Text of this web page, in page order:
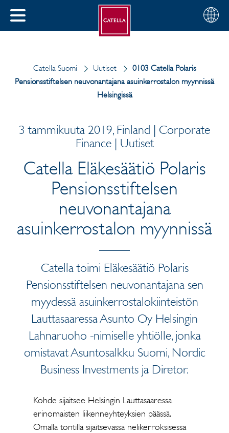
SULJE
Valitse
alue
Suomi
Catella Suomi Uutiset
0103 Catella Polaris
Pensionsstiftelsen neuvonantajana asuinkerrostalon myynnissä
Helsingissä
3 tammikuuta 2019, Finland | Corporate
Finance | Uutiset
Catella Eläkesäätiö Polaris
Pensionsstiftelsen
neuvonantajana
asuinkerrostalon myynnissä
Catella toimi Eläkesäätiö Polaris
Pensionsstiftelsen neuvonantajana sen
myydessä asuinkerrostalokiinteistön
Lauttasaaressa Asunto Oy Helsingin
Lahnaruoho -nimiselle yhtiölle, jonka
omistavat Asuntosalkku Suomi, Nordic
Business Investments ja Diretor.
Kohde sijaitsee Helsingin Lauttasaaressa
erinomaisten liikenneyhteyksien päässä.
Omalla tontilla sijaitsevassa nelikerroksisessa